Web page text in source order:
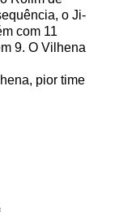
o Ji-
com 11
9. O Vilhena
pior time